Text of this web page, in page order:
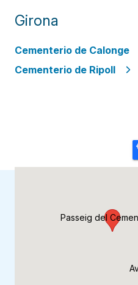
Girona
Cementerio de Calonge
Cementerio de Ripoll
Passeig del